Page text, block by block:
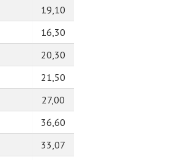
19,10
16,30
20,30
21,50
27,00
36,60
33,07